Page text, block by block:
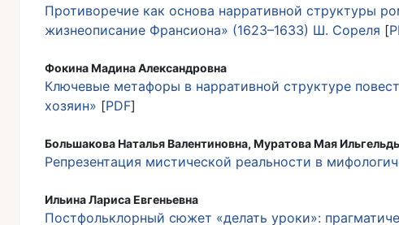
Противоречие как основа нарративной структуры
жизнеописание Франсиона» (1623–1633) Ш. Сореля [
Фокина Мадина Александровна
Ключевые метафоры в нарративной структуре
хозяин» [PDF]
Большакова Наталья Валентиновна, Муратова Мая
Репрезентация мистической реальности в
Ильина Лариса Евгеньевна
Постфольклорный сюжет «делать уроки»: